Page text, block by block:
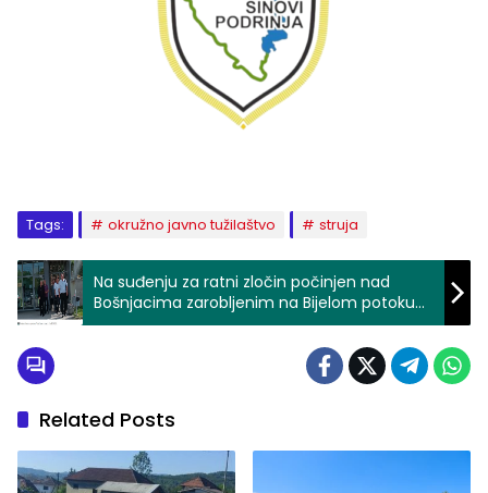
Tags: okružno javno tužilaštvo struja
Na suđenju za ratni zločin počinjen nad
Bošnjacima zarobljenim na Bijelom potoku
svjedočili stanovnici Đulića kojima je ubijeno
Related Posts